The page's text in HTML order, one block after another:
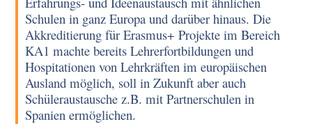
Schulen in ganz Europa und darüber hinaus. Die
Akkreditierung für Erasmus+ Projekte im Bereich
KA1 machte bereits Lehrerfortbildungen und
Hospitationen von Lehrkräften im europäischen
Ausland möglich, soll in Zukunft aber auch
Schüleraustausche z.B. mit Partnerschulen in
Spanien ermöglichen.